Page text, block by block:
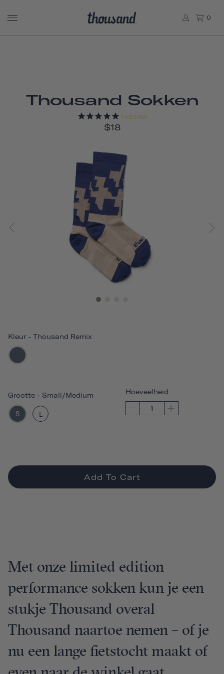
0
Thousand Sokken
1 REVIEW
$18
Kleur - Thousand Remix
Grootte - Small/Medium
S L
Hoeveelheid
Add To Cart
Met onze limited edition
performance sokken kun je een
stukje Thousand overal
Thousand naartoe nemen – of je
nu een lange fietstocht maakt of